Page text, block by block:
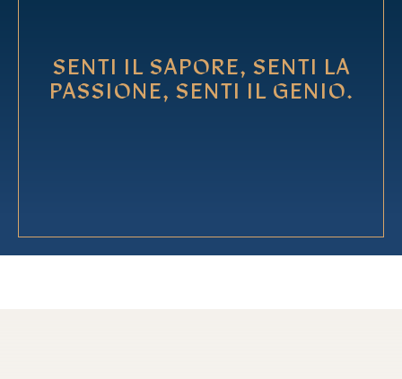
SENTI IL SAPORE, SENTI LA
PASSIONE, SENTI IL GENIO.